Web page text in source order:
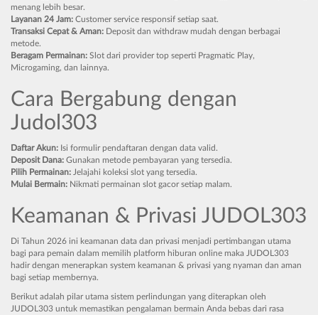
menang lebih besar.
Layanan 24 Jam: Customer service responsif setiap saat.
Transaksi Cepat & Aman: Deposit dan withdraw mudah dengan berbagai
metode.
Beragam Permainan: Slot dari provider top seperti Pragmatic Play,
Microgaming, dan lainnya.
Cara Bergabung dengan
Judol303
Daftar Akun: Isi formulir pendaftaran dengan data valid.
Deposit Dana: Gunakan metode pembayaran yang tersedia.
Pilih Permainan: Jelajahi koleksi slot yang tersedia.
Mulai Bermain: Nikmati permainan slot gacor setiap malam.
Keamanan & Privasi JUDOL303
Di Tahun 2026 ini keamanan data dan privasi menjadi pertimbangan utama
bagi para pemain dalam memilih platform hiburan online maka JUDOL303
hadir dengan menerapkan system keamanan & privasi yang nyaman dan aman
bagi setiap membernya.
Berikut adalah pilar utama sistem perlindungan yang diterapkan oleh
JUDOL303 untuk memastikan pengalaman bermain Anda bebas dari rasa